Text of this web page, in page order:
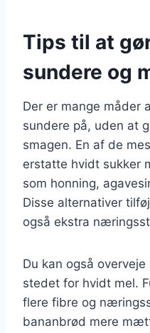
Tips til at
sundere og
Der er mange måder
sundere på, uden at
smagen. En af de
erstatte hvidt sukker
som honning,
Disse alternativer
også ekstra
Du kan også
stedet for hvidt mel.
flere fibre og
bananbrød mere